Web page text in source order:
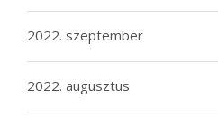
2022. szeptember
2022. augusztus